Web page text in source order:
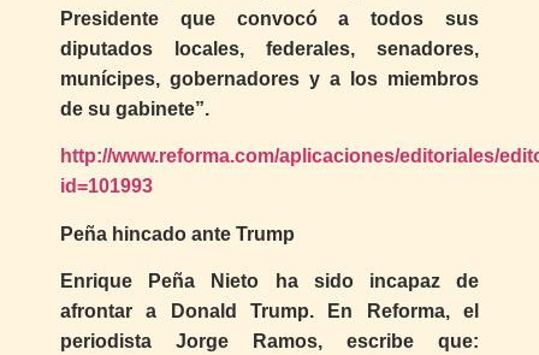
Presidente que convocó a todos sus
diputados locales, federales, senadores,
munícipes, gobernadores y a los miembros
de su gabinete”.
http://www.reforma.com/aplicaciones/editoriales/
id=101993
Peña hincado ante Trump
Enrique Peña Nieto ha sido incapaz de
afrontar a Donald Trump. En Reforma, el
periodista Jorge Ramos, escribe que: